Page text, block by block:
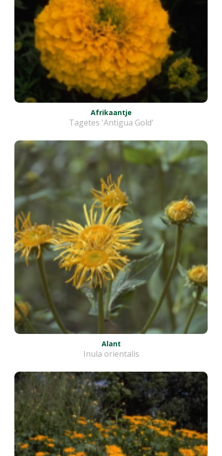
Afrikaantje
Tagetes 'Antigua Gold'
Alant
Inula orientalis